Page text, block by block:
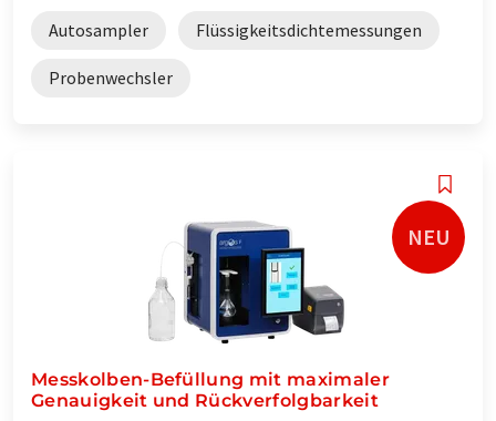
Autosampler Flüssigkeitsdichtemessungen
Probenwechsler
NEU
Messkolben-Befüllung mit maximaler
Genauigkeit und Rückverfolgbarkeit